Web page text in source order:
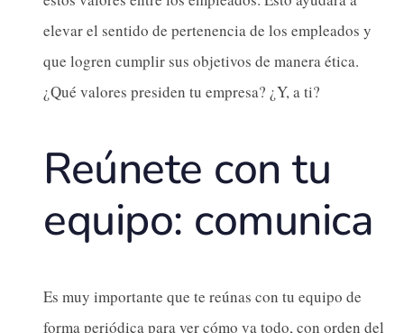
elevar el sentido de pertenencia de los empleados y
que logren cumplir sus objetivos de manera ética.
¿Qué valores presiden tu empresa? ¿Y, a ti?
Reúnete con tu
equipo: comunica
Es muy importante que te reúnas con tu equipo de
forma periódica para ver cómo va todo, con orden del